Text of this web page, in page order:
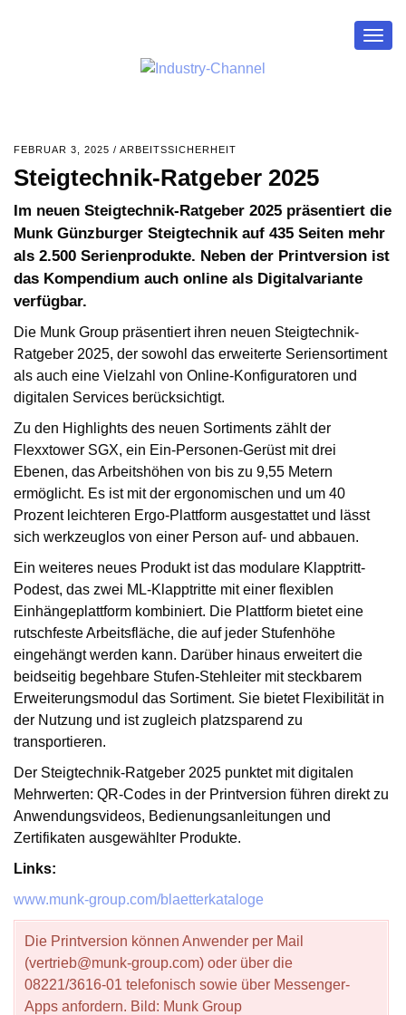
FEBRUAR 3, 2025 / ARBEITSSICHERHEIT
Steigtechnik-Ratgeber 2025
Im neuen Steigtechnik-Ratgeber 2025 präsentiert die
Munk Günzburger Steigtechnik auf 435 Seiten mehr
als 2.500 Serienprodukte. Neben der Printversion ist
das Kompendium auch online als Digitalvariante
verfügbar.
Die Munk Group präsentiert ihren neuen Steigtechnik-
Ratgeber 2025, der sowohl das erweiterte Seriensortiment
als auch eine Vielzahl von Online-Konfiguratoren und
digitalen Services berücksichtigt.
Zu den Highlights des neuen Sortiments zählt der
Flexxtower SGX, ein Ein-Personen-Gerüst mit drei
Ebenen, das Arbeitshöhen von bis zu 9,55 Metern
ermöglicht. Es ist mit der ergonomischen und um 40
Prozent leichteren Ergo-Plattform ausgestattet und lässt
sich werkzeuglos von einer Person auf- und abbauen.
Ein weiteres neues Produkt ist das modulare Klapptritt-
Podest, das zwei ML-Klapptritte mit einer flexiblen
Einhängeplattform kombiniert. Die Plattform bietet eine
rutschfeste Arbeitsfläche, die auf jeder Stufenhöhe
eingehängt werden kann. Darüber hinaus erweitert die
beidseitig begehbare Stufen-Stehleiter mit steckbarem
Erweiterungsmodul das Sortiment. Sie bietet Flexibilität in
der Nutzung und ist zugleich platzsparend zu
transportieren.
Der Steigtechnik-Ratgeber 2025 punktet mit digitalen
Mehrwerten: QR-Codes in der Printversion führen direkt zu
Anwendungsvideos, Bedienungsanleitungen und
Zertifikaten ausgewählter Produkte.
Links:
www.munk-group.com/blaetterkataloge
Die Printversion können Anwender per Mail
(vertrieb@munk-group.com) oder über die
08221/3616-01 telefonisch sowie über Messenger-
Apps anfordern. Bild: Munk Group